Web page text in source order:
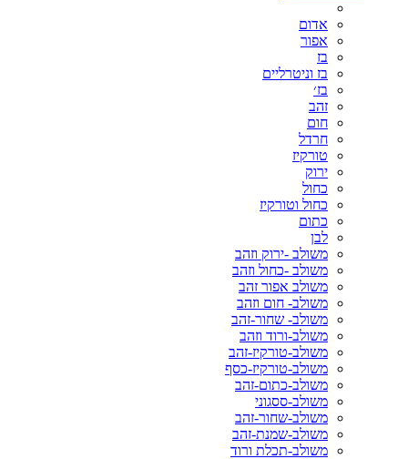
אדום
אפור
בז
בז וניטרליים
בז׳
זהב
חום
חרדל
טורקיז
ירוק
כחול
כחול וטורקיז
כתום
לבן
משולב -ירוק וזהב
משולב -כחול וזהב
משולב אפור זהב
משולב- חום וזהב
משולב- שחור-זהב
משולב-ורוד וזהב
משולב-טורקיז-זהב
משולב-טורקיז-כסף
משולב-כתום-זהב
משולב-ססגוני
משולב-שחור-זהב
משולב-שמנת-זהב
משולב-תכלת ורוד